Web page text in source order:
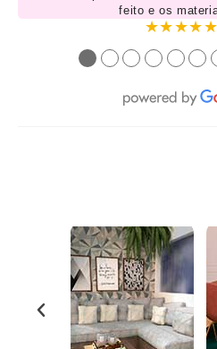
feito e os
★★★★★
●●●●●●